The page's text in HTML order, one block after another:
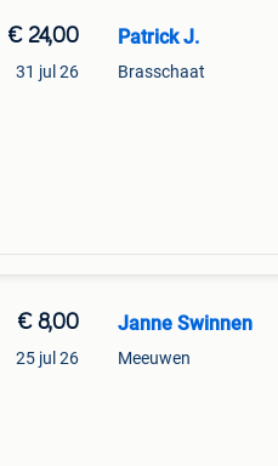
€ 24,00
31 jul 26
Patrick J.
Brasschaat
€ 8,00
25 jul 26
Janne Swinnen
Meeuwen